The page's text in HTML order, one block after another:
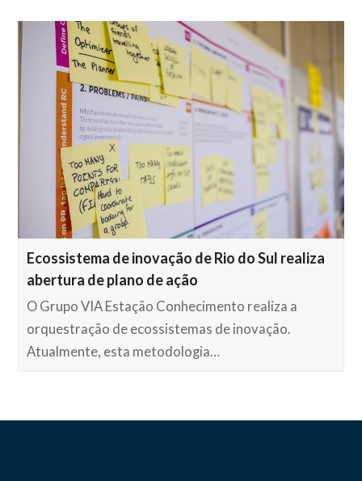
Ecossistema de inovação de Rio do Sul realiza
abertura de plano de ação
O Grupo VIA Estação Conhecimento realiza a
orquestração de ecossistemas de inovação.
Atualmente, esta metodologia…